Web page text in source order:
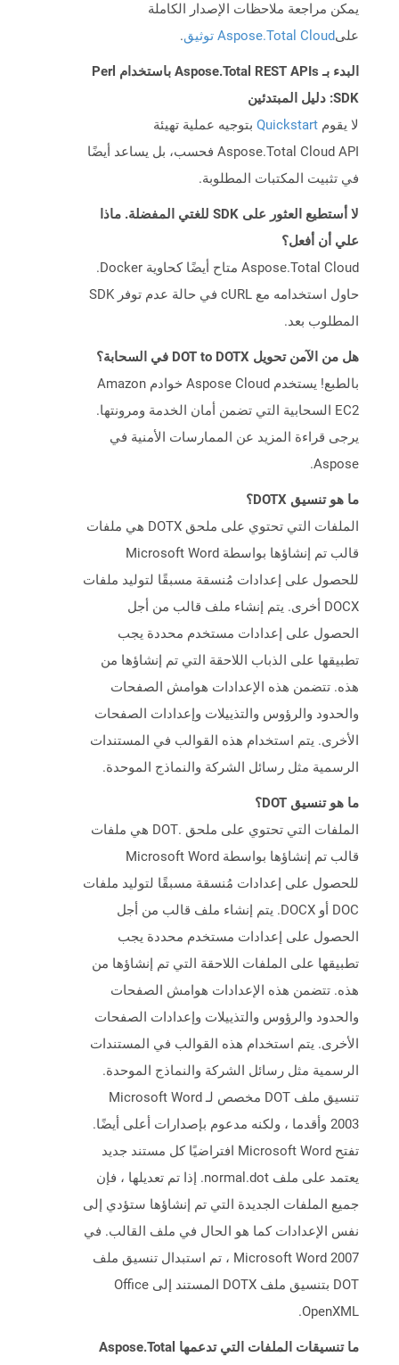
يمكن مراجعة ملاحظات الإصدار الكاملة
علىAspose.Total Cloud توثيق .
البدء بـ Aspose.Total REST APIs باستخدام Perl
SDK: دليل المبتدئين
لا يقوم Quickstart بتوجيه عملية تهيئة
Aspose.Total Cloud API فحسب، بل يساعد أيضًا
في تثبيت المكتبات المطلوبة.
لا أستطيع العثور على SDK للغتي المفضلة. ماذا
علي أن أفعل؟
Aspose.Total Cloud متاح أيضًا كحاوية Docker.
حاول استخدامه مع cURL في حالة عدم توفر SDK
المطلوب بعد.
هل من الآمن تحويل DOT to DOTX في السحابة؟
بالطبع! يستخدم Aspose Cloud خوادم Amazon
EC2 السحابية التي تضمن أمان الخدمة ومرونتها.
يرجى قراءة المزيد عن الممارسات الأمنية في
Aspose.
ما هو تنسيق DOTX؟
الملفات التي تحتوي على ملحق DOTX هي ملفات
قالب تم إنشاؤها بواسطة Microsoft Word
للحصول على إعدادات مُنسقة مسبقًا لتوليد ملفات
DOCX أخرى. يتم إنشاء ملف قالب من أجل
الحصول على إعدادات مستخدم محددة يجب
تطبيقها على الذباب اللاحقة التي تم إنشاؤها من
هذه. تتضمن هذه الإعدادات هوامش الصفحات
والحدود والرؤوس والتذييلات وإعدادات الصفحات
الأخرى. يتم استخدام هذه القوالب في المستندات
الرسمية مثل رسائل الشركة والنماذج الموحدة.
ما هو تنسيق DOT؟
الملفات التي تحتوي على ملحق .DOT هي ملفات
قالب تم إنشاؤها بواسطة Microsoft Word
للحصول على إعدادات مُنسقة مسبقًا لتوليد ملفات
DOC أو DOCX. يتم إنشاء ملف قالب من أجل
الحصول على إعدادات مستخدم محددة يجب
تطبيقها على الملفات اللاحقة التي تم إنشاؤها من
هذه. تتضمن هذه الإعدادات هوامش الصفحات
والحدود والرؤوس والتذييلات وإعدادات الصفحات
الأخرى. يتم استخدام هذه القوالب في المستندات
الرسمية مثل رسائل الشركة والنماذج الموحدة.
تنسيق ملف DOT مخصص لـ Microsoft Word
2003 وأقدما ، ولكنه مدعوم بإصدارات أعلى أيضًا.
تفتح Microsoft Word افتراضيًا كل مستند جديد
يعتمد على ملف normal.dot. إذا تم تعديلها ، فإن
جميع الملفات الجديدة التي تم إنشاؤها ستؤدي إلى
نفس الإعدادات كما هو الحال في ملف القالب. في
Microsoft Word 2007 ، تم استبدال تنسيق ملف
DOT بتنسيق ملف DOTX المستند إلى Office
OpenXML.
ما تنسيقات الملفات التي تدعمها Aspose.Total